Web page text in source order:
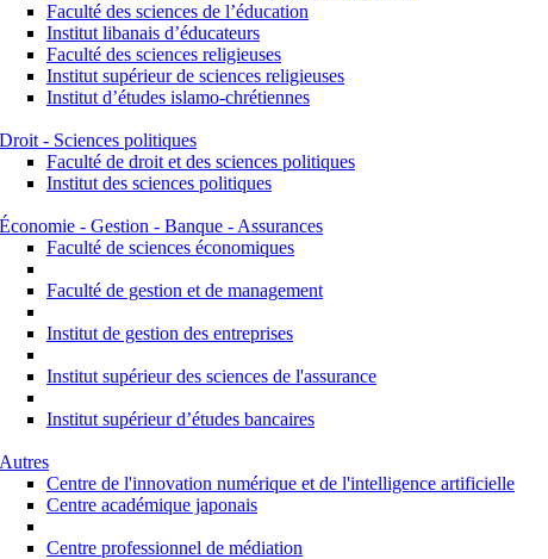
Faculté des sciences de l’éducation
Institut libanais d’éducateurs
Faculté des sciences religieuses
Institut supérieur de sciences religieuses
Institut d’études islamo-chrétiennes
Droit - Sciences politiques
Faculté de droit et des sciences politiques
Institut des sciences politiques
Économie - Gestion - Banque - Assurances
Faculté de sciences économiques
Faculté de gestion et de management
Institut de gestion des entreprises
Institut supérieur des sciences de l'assurance
Institut supérieur d’études bancaires
Autres
Centre de l'innovation numérique et de l'intelligence artificielle
Centre académique japonais
Centre professionnel de médiation